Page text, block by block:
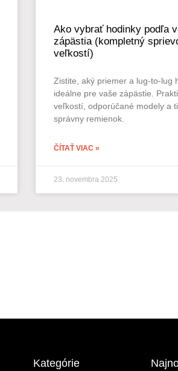
Ako vybrať hodinky podľa
zápästia (kompletný
veľkostí)
Zistite, aký priemer a lug-to-lug
ideálne pre vaše zápästie.
veľkostí, odporúčané modely a
správny remienok.
ČÍTAŤ VIAC »
23. novembra 2025
Kategórie